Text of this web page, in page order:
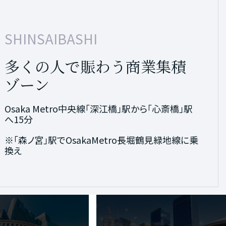
MORINOMIYA
大阪城に近接、周辺の再開
発が注目される
Osaka Metro中央線「深江橋」駅から「森ノ宮」駅へ
直通4分
HOMMACHI
大阪有数のビジネス街へダイ
レクト
Osaka Metro中央線「深江橋」駅から「本町」駅へ
直通11分
SHINSAIBASHI
多くの人で賑わう商業集積
ゾーン
Osaka Metro中央線「深江橋」駅から「心斎橋」駅
へ15分
※「森ノ宮」駅でOsakaMetro長堀鶴見緑地線に乗
換え
NAMBA
大阪南の玄関口となるメガ
ターミナル
Osaka Metro中央線「深江橋」駅から「なんば」駅
へ17分
※「本町」駅でOsakaMetro四つ橋線に乗換え
UMEDA
進化し続ける大阪都心の中
核
Osaka Metro中央線「深江橋」駅から「梅田」駅へ
19分
※「本町」駅でOsakaMetro御堂筋線に乗換え